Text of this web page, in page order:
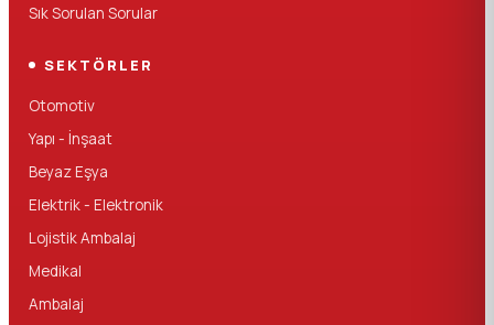
Sık Sorulan Sorular
SEKTÖRLER
Otomotiv
Yapı - İnşaat
Beyaz Eşya
Elektrik - Elektronik
Lojistik Ambalaj
Medikal
Ambalaj